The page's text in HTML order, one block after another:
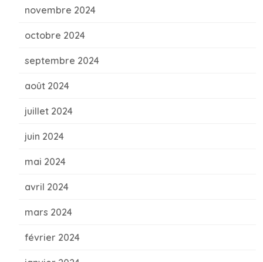
novembre 2024
octobre 2024
septembre 2024
août 2024
juillet 2024
juin 2024
mai 2024
avril 2024
mars 2024
février 2024